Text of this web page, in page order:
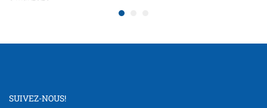
SUIVEZ-NOUS!